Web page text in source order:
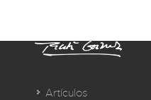
Artículos